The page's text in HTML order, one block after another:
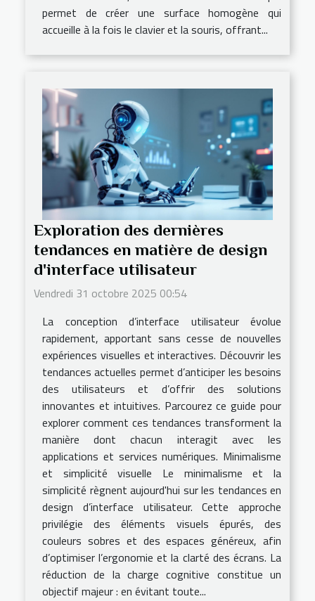
permet de créer une surface homogène qui
accueille à la fois le clavier et la souris, offrant...
Exploration des dernières
tendances en matière de design
d'interface utilisateur
Vendredi 31 octobre 2025 00:54
La conception d’interface utilisateur évolue
rapidement, apportant sans cesse de nouvelles
expériences visuelles et interactives. Découvrir les
tendances actuelles permet d’anticiper les besoins
des utilisateurs et d’offrir des solutions
innovantes et intuitives. Parcourez ce guide pour
explorer comment ces tendances transforment la
manière dont chacun interagit avec les
applications et services numériques. Minimalisme
et simplicité visuelle Le minimalisme et la
simplicité règnent aujourd'hui sur les tendances en
design d’interface utilisateur. Cette approche
privilégie des éléments visuels épurés, des
couleurs sobres et des espaces généreux, afin
d’optimiser l’ergonomie et la clarté des écrans. La
réduction de la charge cognitive constitue un
objectif majeur : en évitant toute...